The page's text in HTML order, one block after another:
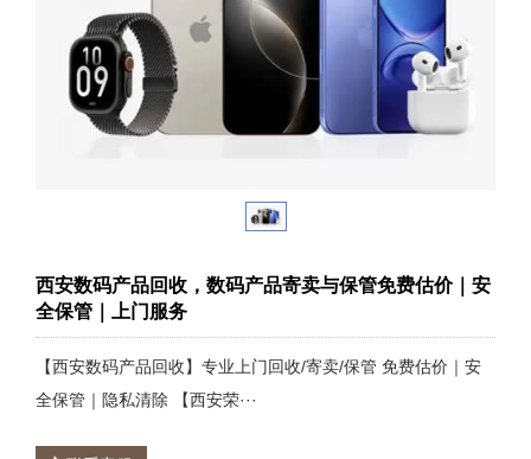
西安数码产品回收，数码产品寄卖与保管免费估价｜安
全保管｜上门服务
【西安数码产品回收】专业上门回收/寄卖/保管 免费估价｜安
全保管｜隐私清除 【西安荣···